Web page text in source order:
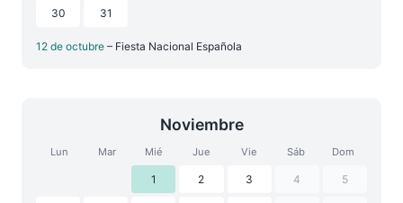
30 31
12 de octubre – Fiesta Nacional Española
Noviembre
Lun Mar Mié Jue Vie Sáb Dom
1 2 3 4 5